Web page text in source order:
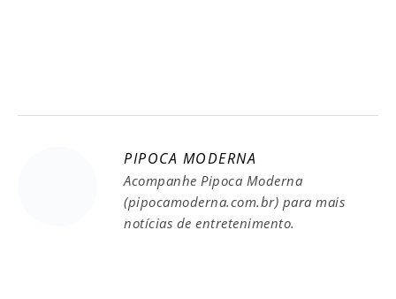
PIPOCA MODERNA
Acompanhe Pipoca Moderna
(pipocamoderna.com.br) para mais
notícias de entretenimento.